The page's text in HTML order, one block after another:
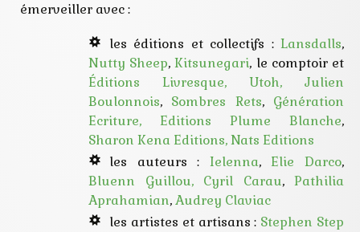
émerveiller avec :
les éditions et collectifs : Lansdalls,
Nutty Sheep,Kitsunegari, le comptoir et
Éditions Livresque, Utoh, Julien
Boulonnois, Sombres Rets, Génération
Ecriture, Editions Plume Blanche,
Sharon Kena Editions,Nats Editions
les auteurs : Ielenna, Elie Darco,
Bluenn Guillou, Cyril Carau, Pathilia
Aprahamian,Audrey Claviac
les artistes et artisans : Stephen Step